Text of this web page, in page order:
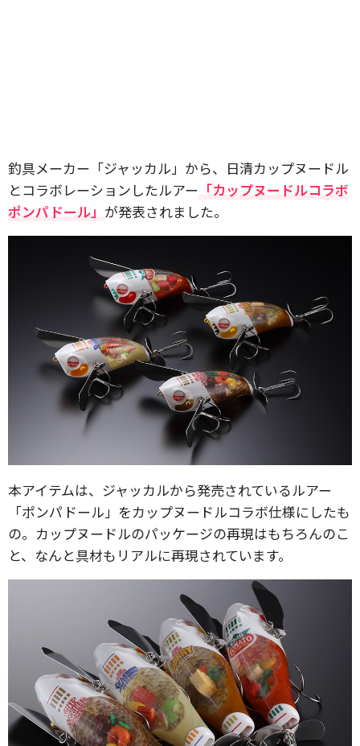
釣具メーカー「ジャッカル」から、日清カップヌードル
とコラボレーションしたルアー 「カップヌードルコラボ
ポンパドール」 が発表されました。
本アイテムは、ジャッカルから発売されているルアー
「ポンパドール」をカップヌードルコラボ仕様にしたも
の。カップヌードルのパッケージの再現はもちろんのこ
と、なんと具材もリアルに再現されています。